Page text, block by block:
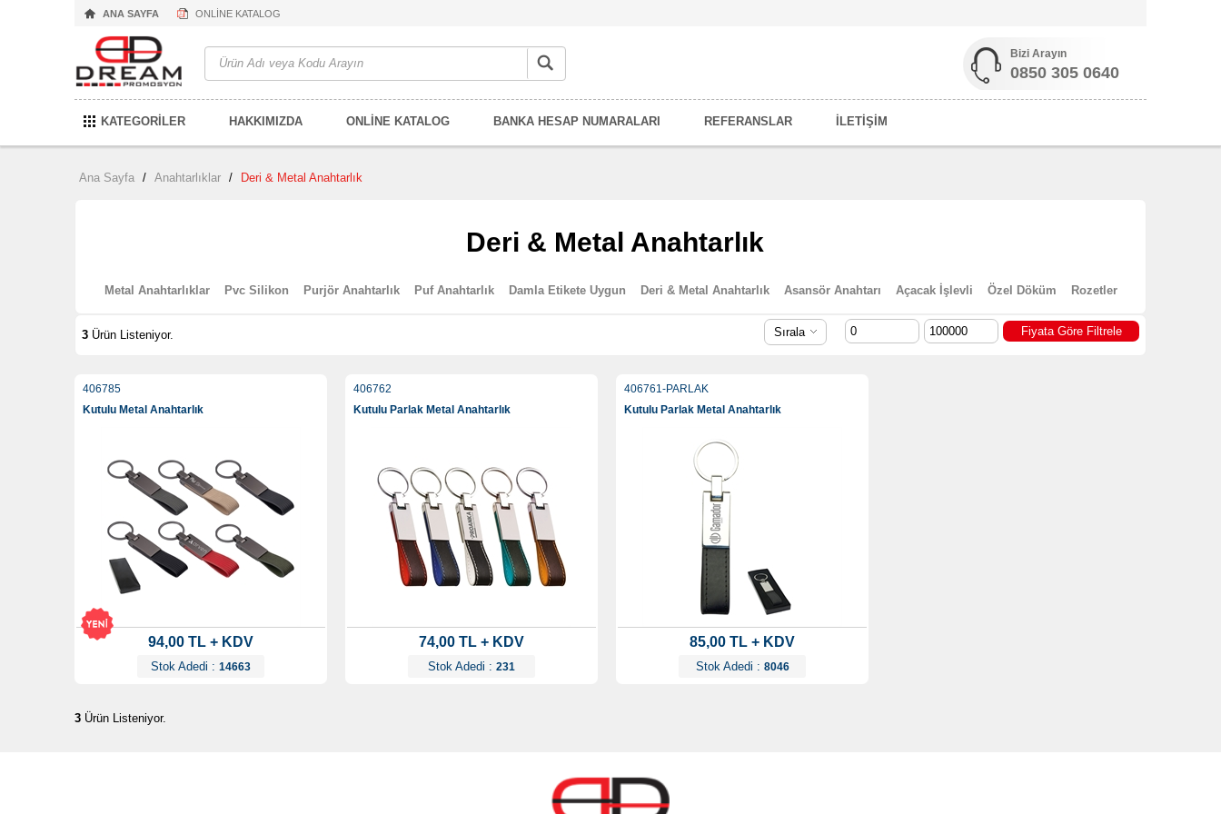
ANA SAYFA ONLİNE KATALOG
Bizi Arayın
0850 305 0640
KATEGORİLER HAKKIMIZDA ONLİNE KATALOG BANKA HESAP NUMARALARI REFERANSLAR İLETİŞİM
Ana Sayfa / Anahtarlıklar / Deri & Metal Anahtarlık
Deri & Metal Anahtarlık
Metal Anahtarlıklar Pvc Silikon Purjör Anahtarlık Puf Anahtarlık Damla Etikete Uygun Deri & Metal Anahtarlık Asansör Anahtarı Açacak İşlevli Özel Döküm Rozetler
3 Ürün Listeniyor. Sırala
406785
Kutulu Metal Anahtarlık
94,00 TL + KDV
Stok Adedi : 14663
406762
Kutulu Parlak Metal Anahtarlık
74,00 TL + KDV
Stok Adedi : 231
406761-PARLAK
Kutulu Parlak Metal Anahtarlık
85,00 TL + KDV
Stok Adedi : 8046
3 Ürün Listeniyor.